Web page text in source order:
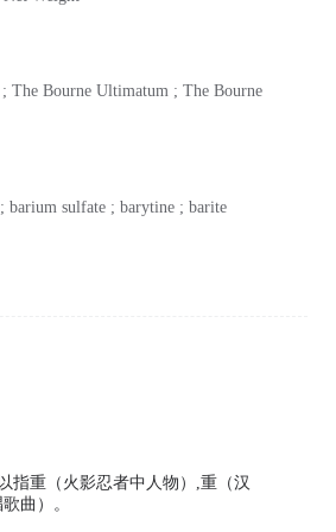
The Bourne Ultimatum ; The Bourne
barium sulfate ; barytine ; barite
指重（火影忍者中人物）,重（汉
曲）。